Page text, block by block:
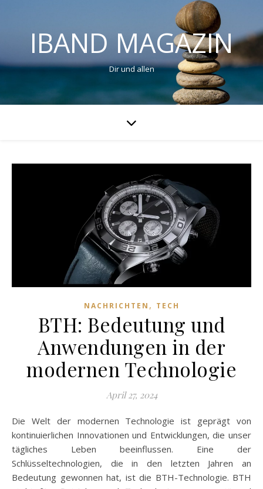
IBAND MAGAZIN
Dir und allen
NACHRICHTEN , TECH
BTH: Bedeutung und
Anwendungen in der
modernen Technologie
April 27, 2024
Die Welt der modernen Technologie ist geprägt von
kontinuierlichen Innovationen und Entwicklungen, die unser
tägliches Leben beeinflussen. Eine der
Schlüsseltechnologien, die in den letzten Jahren an
Bedeutung gewonnen hat, ist die BTH-Technologie. BTH